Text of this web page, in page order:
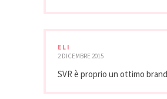
ELI
2 DICEMBRE 2015
SVR è proprio un ottimo